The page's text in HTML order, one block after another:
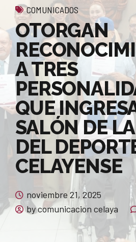
COMUNICADOS
OTORGAN
A TRES
QUE
SALÓN DE
DEL
CELAYENSE
noviembre 21, 2025
by comunicacion celaya